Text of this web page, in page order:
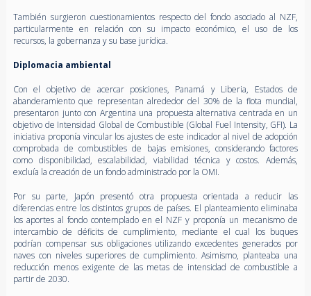
También surgieron cuestionamientos respecto del fondo asociado al NZF,
particularmente en relación con su impacto económico, el uso de los
recursos, la gobernanza y su base jurídica.
Diplomacia ambiental
Con el objetivo de acercar posiciones, Panamá y Liberia, Estados de
abanderamiento que representan alrededor del 30% de la flota mundial,
presentaron junto con Argentina una propuesta alternativa centrada en un
objetivo de Intensidad Global de Combustible (Global Fuel Intensity, GFI). La
iniciativa proponía vincular los ajustes de este indicador al nivel de adopción
comprobada de combustibles de bajas emisiones, considerando factores
como disponibilidad, escalabilidad, viabilidad técnica y costos. Además,
excluía la creación de un fondo administrado por la OMI.
Por su parte, Japón presentó otra propuesta orientada a reducir las
diferencias entre los distintos grupos de países. El planteamiento eliminaba
los aportes al fondo contemplado en el NZF y proponía un mecanismo de
intercambio de déficits de cumplimiento, mediante el cual los buques
podrían compensar sus obligaciones utilizando excedentes generados por
naves con niveles superiores de cumplimiento. Asimismo, planteaba una
reducción menos exigente de las metas de intensidad de combustible a
partir de 2030.